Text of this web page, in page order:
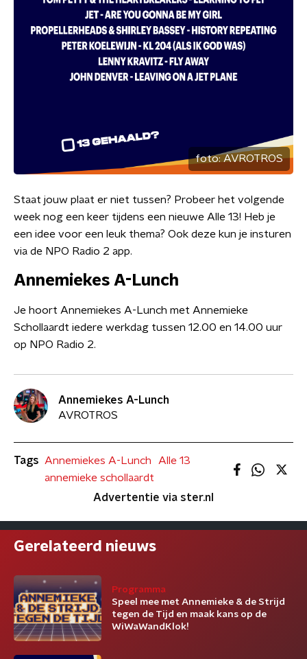
foto: AVROTROS
Staat jouw plaat er niet tussen? Probeer het volgende
week nog een keer tijdens een nieuwe Alle 13! Heb je
een idee voor een leuk thema? Ook deze kun je insturen
via de NPO Radio 2 app.
Annemiekes A-Lunch
Je hoort Annemiekes A-Lunch met Annemieke
Schollaardt iedere werkdag tussen 12.00 en 14.00 uur
op NPO Radio 2.
Annemiekes A-Lunch
AVROTROS
Tags Annemiekes A-Lunch
Alle 13
annemieke schollaardt
Advertentie via ster.nl
Gerelateerd nieuws
Programma
Speel mee met Annemieke & de Strijd
tegen de Tijd en maak kans op de
WiWaWandKlok!